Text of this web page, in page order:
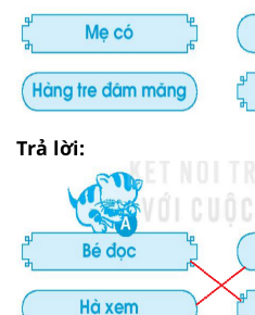
Trả lời: